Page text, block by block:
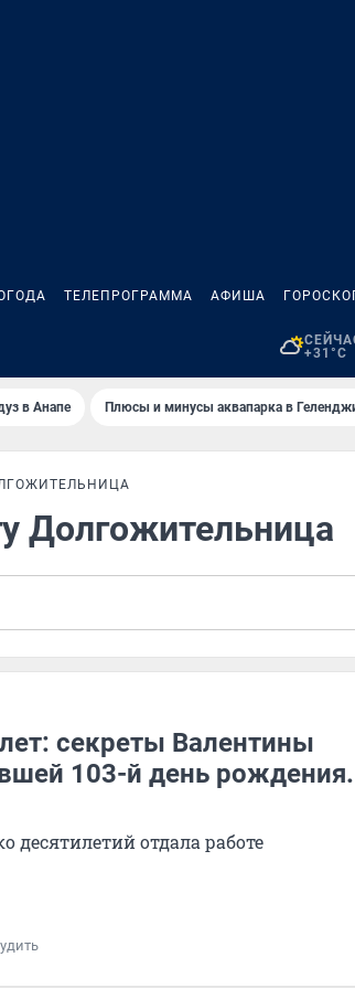
ТЕЛЕПРОГРАММА АФИША
+31°C
в Анапе Плюсы и минусы аквапарка в
Долгожительница
секреты Валентины
103-й день рождения.
десятилетий отдала работе